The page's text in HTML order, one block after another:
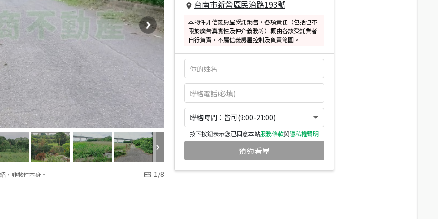
，非物件本身。 1/8
台南市新營區民治路193號
本物件非信義房屋受託銷售，各項責任（包括但不
限於廣告真實性及仲介義務等）概由各該受託業者
自行負責，不屬信義房屋控制及負責範圍。
聯絡時間：皆可(9:00-21:00)
按下按鈕表示您已同意本站服務條款與隱私權聲明
預約看屋